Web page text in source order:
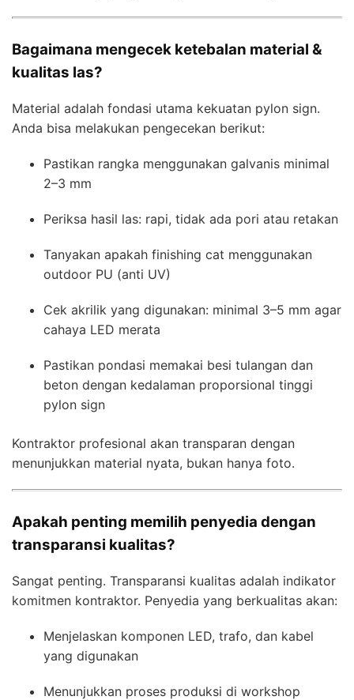
Bagaimana mengecek ketebalan material &
kualitas las?
Material adalah fondasi utama kekuatan pylon sign.
Anda bisa melakukan pengecekan berikut:
Pastikan rangka menggunakan galvanis minimal
2–3 mm
Periksa hasil las: rapi, tidak ada pori atau retakan
Tanyakan apakah finishing cat menggunakan
outdoor PU (anti UV)
Cek akrilik yang digunakan: minimal 3–5 mm agar
cahaya LED merata
Pastikan pondasi memakai besi tulangan dan
beton dengan kedalaman proporsional tinggi
pylon sign
Kontraktor profesional akan transparan dengan
menunjukkan material nyata, bukan hanya foto.
Apakah penting memilih penyedia dengan
transparansi kualitas?
Sangat penting. Transparansi kualitas adalah indikator
komitmen kontraktor. Penyedia yang berkualitas akan:
Menjelaskan komponen LED, trafo, dan kabel
yang digunakan
Menunjukkan proses produksi di workshop